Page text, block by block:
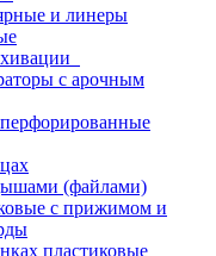
и линеры
с арочным
(файлами)
с прижимом и
пластиковые